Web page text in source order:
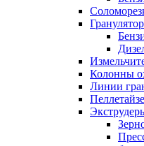
Колонны
Линии